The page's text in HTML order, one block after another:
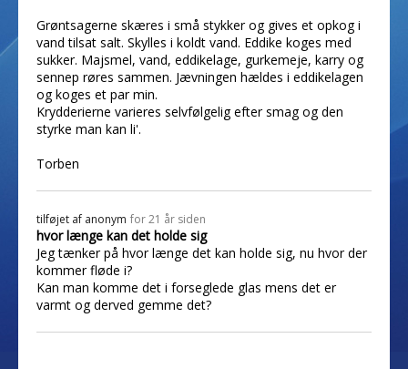
Grøntsagerne skæres i små stykker og gives et opkog i
vand tilsat salt. Skylles i koldt vand. Eddike koges med
sukker. Majsmel, vand, eddikelage, gurkemeje, karry og
sennep røres sammen. Jævningen hældes i eddikelagen
og koges et par min.
Krydderierne varieres selvfølgelig efter smag og den
styrke man kan li'.
Torben
tilføjet af anonym for 21 år siden
hvor længe kan det holde sig
Jeg tænker på hvor længe det kan holde sig, nu hvor der
kommer fløde i?
Kan man komme det i forseglede glas mens det er
varmt og derved gemme det?